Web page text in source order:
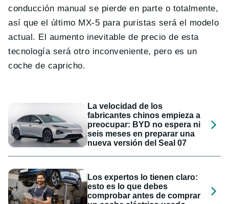
conducción manual se pierde en parte o totalmente,
así que el último MX-5 para puristas será el modelo
actual. El aumento inevitable de precio de esta
tecnología será otro inconveniente, pero es un
coche de capricho.
La velocidad de los
fabricantes chinos empieza a
preocupar: BYD no espera ni
seis meses en preparar una
nueva versión del Seal 07
Los expertos lo tienen claro:
esto es lo que debes
comprobar antes de comprar